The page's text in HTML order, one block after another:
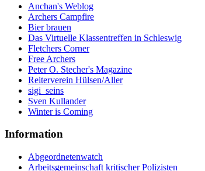
Anchan's Weblog
Archers Campfire
Bier brauen
Das Virtuelle Klassentreffen in Schleswig
Fletchers Corner
Free Archers
Peter O. Stecher's Magazine
Reiterverein Hülsen/Aller
sigi_seins
Sven Kullander
Winter is Coming
Information
Abgeordnetenwatch
Arbeitsgemeinschaft kritischer Polizisten